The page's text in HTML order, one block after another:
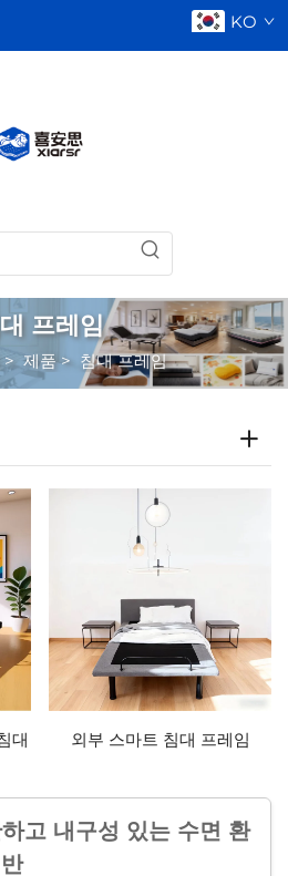
KO
프레임
>제품> 침대 프레임
대
외부 스마트 침대 프레임
고 내구성 있는 수면 환